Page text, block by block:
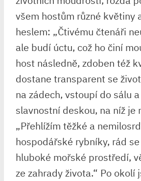
všem hostům různé květiny
heslem: „Čtivému čtenáři
ale budí úctu, ‍což ho činí
host následně, zdoben též
dostane transparent se
na zádech, vstoupí do sálu
slavnostní deskou, na níž⁢ je
„Přehlížím těžké a‍
hospodářské rybníky, rád
hluboké mořské prostředí,
ze zahrady života.“ Po okolí